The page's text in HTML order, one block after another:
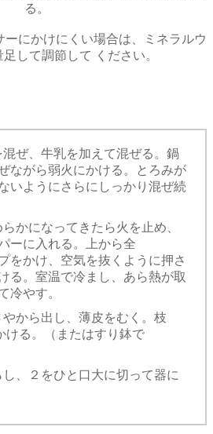
る。
にかけにくい場合は、ミネラルウ
して調節して ください。
ぜ、牛乳を加えて混ぜる。鍋
ながら弱火にかける。とろみが
いようにさらにしっかり混ぜ続
かになってきたら火を止め、
ーに入れる。上から全
をかけ、空気を抜くように押さ
る。室温で冷まし、あら熱が取
冷やす。
から出し、薄皮をむく。枝
ける。（またはすり鉢で
、２をひと口大に切って器に